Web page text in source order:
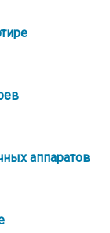
аппаратов